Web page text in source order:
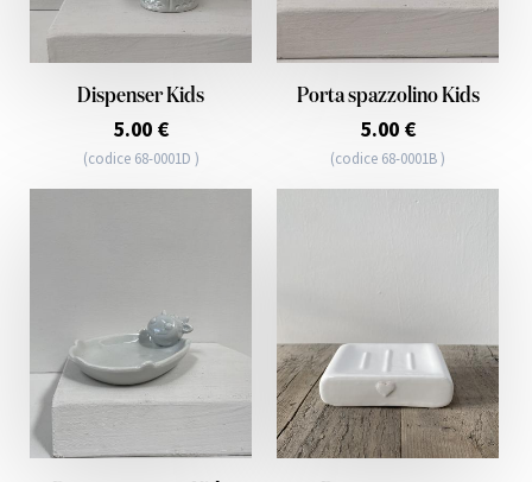
Dispenser Kids
5.00 €
(codice 68-0001D )
Porta spazzolino Kids
5.00 €
(codice 68-0001B )